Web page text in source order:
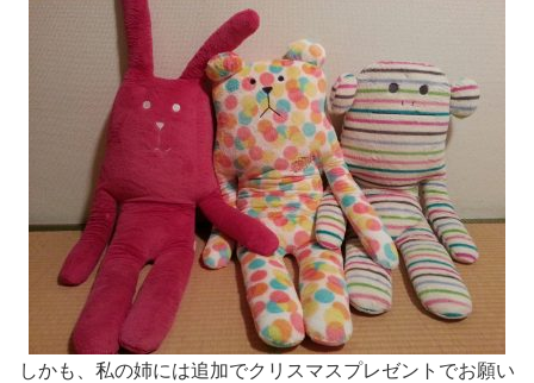
しかも、私の姉には追加でクリスマスプレゼントでお願い